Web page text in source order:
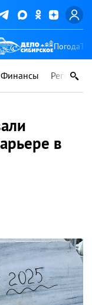
Погода
Финансы Регионы
в